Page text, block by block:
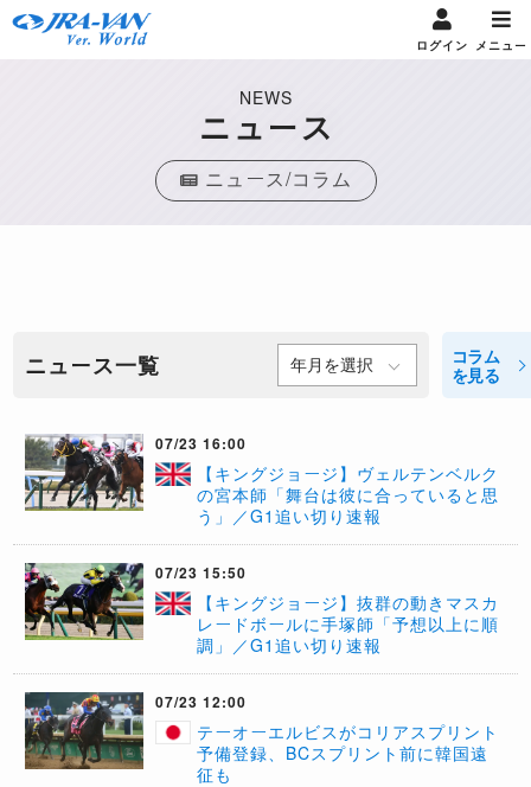
ログイン メニュー
NEWS
ニュース
ニュース/コラム
ニュース一覧
コラム
を見る
07/23 16:00
【キングジョージ】ヴェルテンベルク
の宮本師「舞台は彼に合っていると思
う」／G1追い切り速報
07/23 15:50
【キングジョージ】抜群の動きマスカ
レードボールに手塚師「予想以上に順
調」／G1追い切り速報
07/23 12:00
テーオーエルビスがコリアスプリント
予備登録、BCスプリント前に韓国遠
征も